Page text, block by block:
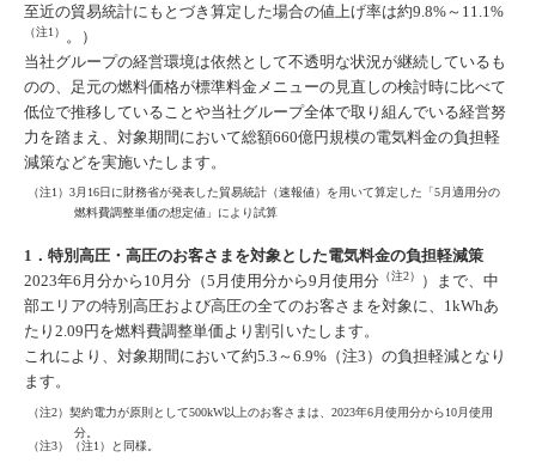
至近の貿易統計にもとづき算定した場合の値上げ率は約9.8%～11.1%
（注1）
。）
当社グループの経営環境は依然として不透明な状況が継続しているも
のの、足元の燃料価格が標準料金メニューの見直しの検討時に比べて
低位で推移していることや当社グループ全体で取り組んでいる経営努
力を踏まえ、対象期間において総額660億円規模の電気料金の負担軽
減策などを実施いたします。
（注1）3月16日に財務省が発表した貿易統計（速報値）を用いて算定した「5月適用分の
燃料費調整単価の想定値」により試算
1．特別高圧・高圧のお客さまを対象とした電気料金の負担軽減策
2023年6月分から10月分（5月使用分から9月使用分 （注2）
）まで、中
部エリアの特別高圧および高圧の全てのお客さまを対象に、1kWhあ
たり2.09円を燃料費調整単価より割引いたします。
これにより、対象期間において約5.3～6.9%（注3）の負担軽減となり
ます。
（注2）契約電力が原則として500kW以上のお客さまは、2023年6月使用分から10月使用
分。
（注3）（注1）と同様。